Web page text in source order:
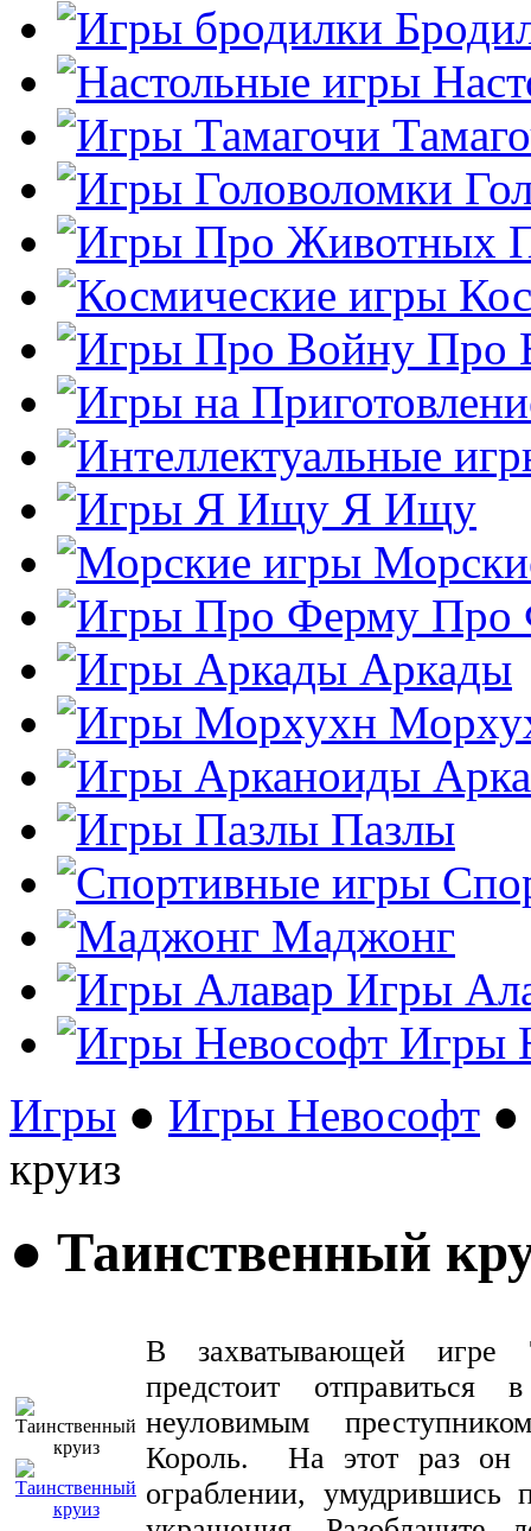
Про
Я Ищу
Про
Аркады
Пазлы
Маджонг
Игры
Игры
Игры ● Игры Невософт ●
круиз
● Таинственный
В захватывающей игре
предстоит
неуловимым
Король. На этот раз он
ограблении, умудрившись